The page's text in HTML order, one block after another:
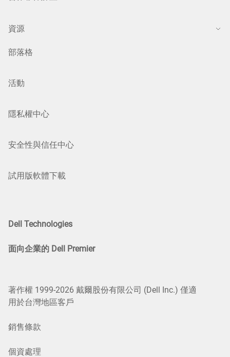
資源
部落格
活動
隱私權中心
安全性與信任中心
試用版軟體下載
Dell Technologies
面向企業的 Dell Premier
著作權 1999-2026 戴爾股份有限公司 (Dell Inc.) 僅適
用於台灣地區客戶
銷售條款
個資處理